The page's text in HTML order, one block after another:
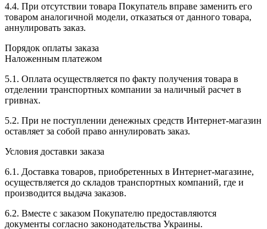
4.4. При отсутствии товара Покупатель вправе заменить его
товаром аналогичной модели, отказаться от данного товара,
аннулировать заказ.
Порядок оплаты заказа
Наложенным платежом
5.1. Оплата осуществляется по факту получения товара в
отделении транспортных компании за наличный расчет в
гривнах.
5.2. При не поступлении денежных средств Интернет-магазин
оставляет за собой право аннулировать заказ.
Условия доставки заказа
6.1. Доставка товаров, приобретенных в Интернет-магазине,
осуществляется до складов транспортных компаний, где и
производится выдача заказов.
6.2. Вместе с заказом Покупателю предоставляются
документы согласно законодательства Украины.